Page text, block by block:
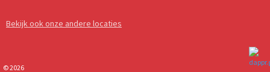
Bekijk ook onze andere locaties
© 2026